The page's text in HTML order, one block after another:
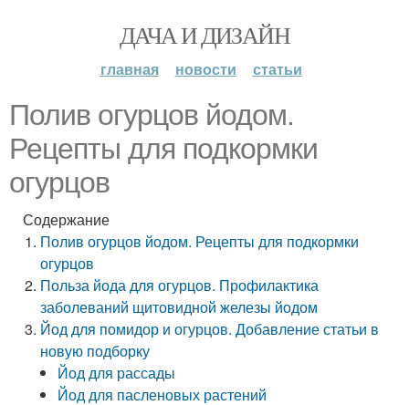
ДАЧА И ДИЗАЙН
главная новости статьи
Полив огурцов йодом.
Рецепты для подкормки
огурцов
Содержание
Полив огурцов йодом. Рецепты для подкормки
огурцов
Польза йода для огурцов. Профилактика
заболеваний щитовидной железы йодом
Йод для помидор и огурцов. Добавление статьи в
новую подборку
Йод для рассады
Йод для пасленовых растений